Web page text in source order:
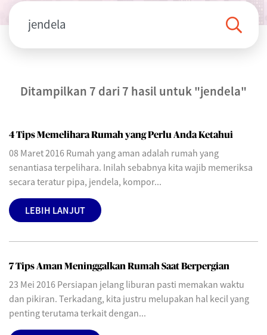
Ditampilkan 7 dari 7 hasil untuk"jendela"
4 Tips Memelihara Rumah yang Perlu Anda Ketahui
08 Maret 2016 Rumah yang aman adalah rumah yang
senantiasa terpelihara. Inilah sebabnya kita wajib memeriksa
secara teratur pipa, jendela, kompor...
LEBIH LANJUT
7 Tips Aman Meninggalkan Rumah Saat Berpergian
23 Mei 2016 Persiapan jelang liburan pasti memakan waktu
dan pikiran. Terkadang, kita justru melupakan hal kecil yang
penting terutama terkait dengan...